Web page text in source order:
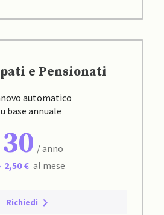
e Pensionati
automatico
base annuale
30 / anno
2,50 € al mese
Richiedi